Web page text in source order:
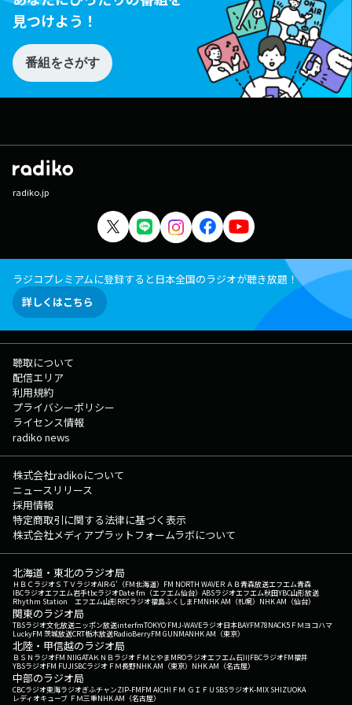
見つけよう！
番組をさがす
radiko.jp
ラジコプレミアムに登録すると日本全国のラジオが聴き放題！
詳しくはこちら
聴取について
配信エリア
利用規約
プライバシーポリシー
ライセンス情報
radiko news
株式会社radikoについて
ニュースリリース
採用情報
特定商取引に関する法律に基づく表示
株式会社メディアプラットフォームラボについて
北海道・東北のラジオ局
ＨＢＣラジオＳＴＶラジオAIR-G'（FM北海道） FM NORTH WAVEＲＡＢ青森放送エフエム青森
IBCラジオエフエム岩手tbcラジオDate fm（エフエム仙台） ABSラジオエフエム秋田YBC山形放送
Rhythm Station エフエム山形RFCラジオ福島ふくしまFMNHK AM（札幌） NHK AM（仙台）
関東のラジオ局
TBSラジオ文化放送ニッポン放送interfmTOKYO FMJ-WAVEラジオ日本BAYFM78NACK5 ＦＭヨコハマ
LuckyFM 茨城放送CRT栃木放送RadioBerryFM GUNMANHK AM（東京）
北陸・甲信越のラジオ局
ＢＳＮラジオFM NIIGATAＫＮＢラジオ ＦＭとやまMROラジオエフエム石川FBCラジオFM福井
YBSラジオFM FUJISBCラジオ ＦＭ長野NHK AM（東京） NHK AM（名古屋）
中部のラジオ局
CBCラジオ東海ラジオぎふチャンZIP-FMFM AICHI ＦＭ ＧＩＦＵ SBSラジオK-MIX SHIZUOKA
レディオキューブ ＦＭ三重NHK AM（名古屋）